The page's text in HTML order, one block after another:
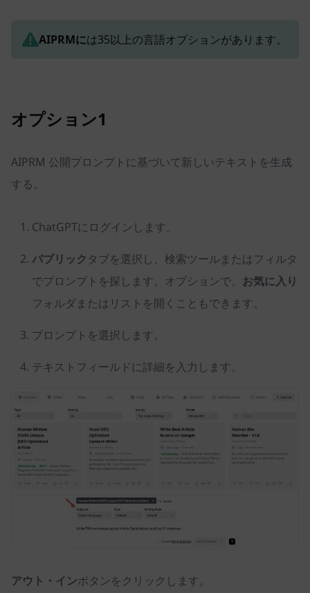
AIPRMには35以上の言語オプションがあります。
オプション1
AIPRM 公開プロンプトに基づいて新しいテキストを生成
する。
ChatGPTにログインします。
パブリック タブを選択し、検索ツールまたはフィルタ
でプロンプトを探します。オプションで、 お気に入り
フォルダまたはリストを開くこともできます。
プロンプトを選択します。
テキストフィールドに詳細を入力します。
アウト・インボタンをクリックします。